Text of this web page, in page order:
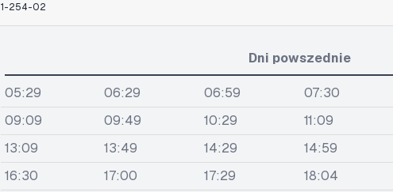
1-254-02
Dni powszednie
05:29 06:29 06:59 07:30
09:09
09:49 10:29 11:09
13:09
13:49 14:29 14:59
16:30
17:00 17:29 18:04